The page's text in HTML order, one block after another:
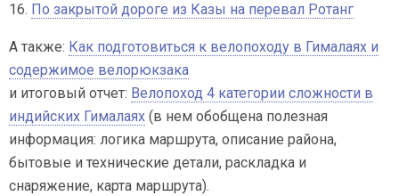
16. По закрытой дороге из Казы на перевал Ротанг
А также: Как подготовиться к велопоходу в Гималаях и
содержимое велорюкзака
и итоговый отчет: Велопоход 4 категории сложности в
индийских Гималаях (в нем обобщена полезная
информация: логика маршрута, описание района,
бытовые и технические детали, раскладка и
снаряжение, карта маршрута).